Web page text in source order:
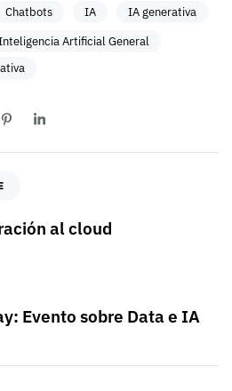
Chatbots IA
IA generativa
Artificial General
al cloud
Evento sobre Data e IA